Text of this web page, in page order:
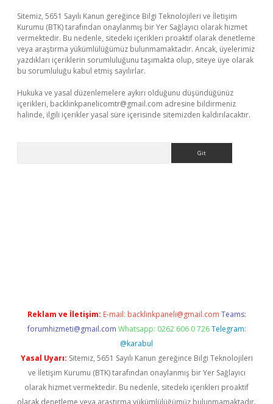
Sitemiz, 5651 Sayılı Kanun gereğince Bilgi Teknolojileri ve İletişim
Kurumu (BTK) tarafından onaylanmış bir Yer Sağlayıcı olarak hizmet
vermektedir. Bu nedenle, sitedeki içerikleri proaktif olarak denetleme
veya araştırma yükümlülüğümüz bulunmamaktadır. Ancak, üyelerimiz
yazdıkları içeriklerin sorumluluğunu taşımakta olup, siteye üye olarak
bu sorumluluğu kabul etmiş sayılırlar.
Hukuka ve yasal düzenlemelere aykırı olduğunu düşündüğünüz
içerikleri, backlinkpanelicomtr@gmail.com adresine bildirmeniz
halinde, ilgili içerikler yasal süre içerisinde sitemizden kaldırılacaktır.
Reklam ve İletişim: E-mail: backlinkpaneli@gmail.com Teams:
forumhizmeti@gmail.com Whatsapp: 0262 606 0 726 Telegram:
@karabul
Yasal Uyarı: Sitemiz, 5651 Sayılı Kanun gereğince Bilgi Teknolojileri
ve İletişim Kurumu (BTK) tarafından onaylanmış bir Yer Sağlayıcı
olarak hizmet vermektedir. Bu nedenle, sitedeki içerikleri proaktif
olarak denetleme veya araştırma yükümlülüğümüz bulunmamaktadır.